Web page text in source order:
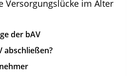
Versorgungslücke im Alter
der bAV
abschließen?